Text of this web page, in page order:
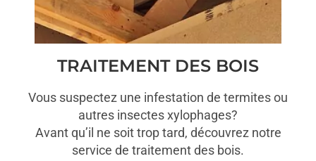
TRAITEMENT DES BOIS
Vous suspectez une infestation de termites ou
autres insectes xylophages?
Avant qu’il ne soit trop tard, découvrez notre
service de traitement des bois.